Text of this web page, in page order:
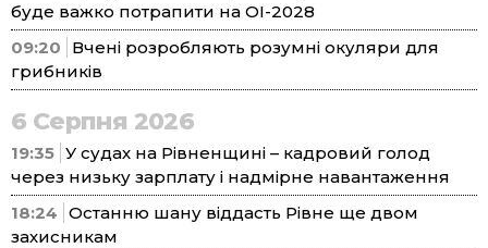
буде важко потрапити на ОІ-2028
09:20
Вчені розробляють розумні окуляри для
грибників
6 Серпня 2026
19:35 У судах на Рівненщині – кадровий голод
через низьку зарплату і надмірне навантаження
18:24 Останню шану віддасть Рівне ще двом
захисникам